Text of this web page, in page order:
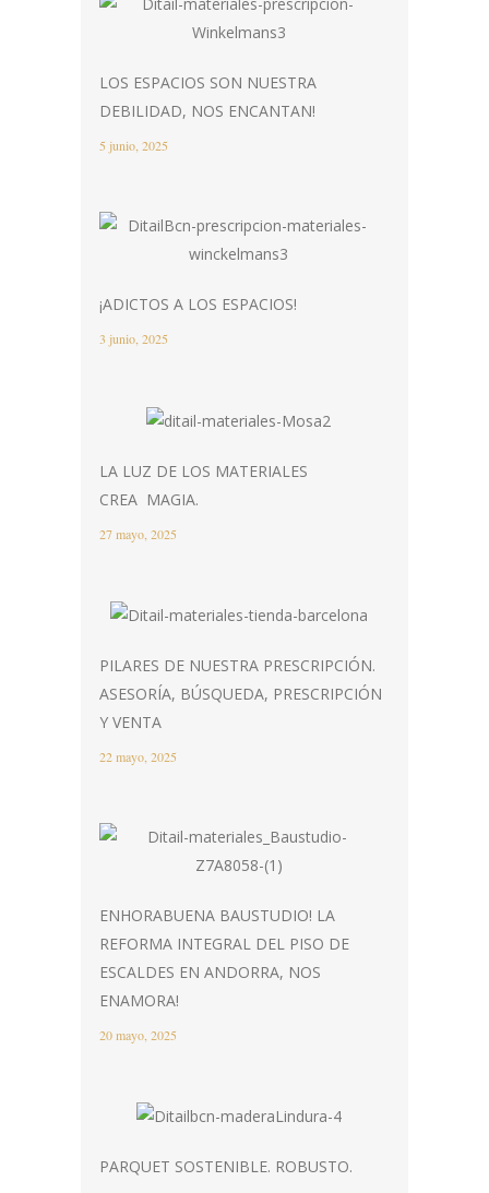
LOS ESPACIOS SON NUESTRA
DEBILIDAD, NOS ENCANTAN!
5 junio, 2025
¡ADICTOS A LOS ESPACIOS!
3 junio, 2025
LA LUZ DE LOS MATERIALES
CREA MAGIA.
27 mayo, 2025
PILARES DE NUESTRA PRESCRIPCIÓN.
ASESORÍA, BÚSQUEDA, PRESCRIPCIÓN
Y VENTA
22 mayo, 2025
ENHORABUENA BAUSTUDIO! LA
REFORMA INTEGRAL DEL PISO DE
ESCALDES EN ANDORRA, NOS
ENAMORA!
20 mayo, 2025
PARQUET SOSTENIBLE. ROBUSTO.